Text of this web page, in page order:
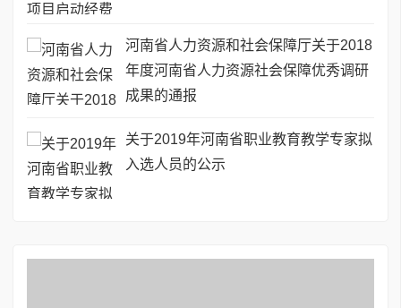
河南省人力资源和社会保障厅关于2018
年度河南省人力资源社会保障优秀调研
成果的通报
关于2019年河南省职业教育教学专家拟
入选人员的公示